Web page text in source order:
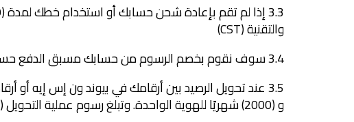
والتقنية (CST)
3.4 سوف نقوم بخصم الرسوم من حسابك مسبق الدفع حسب استخدامك.
و (2000) شهريًا للهوية الواحدة. وتبلغ رسوم عملية التحويل (0.50) هللة.